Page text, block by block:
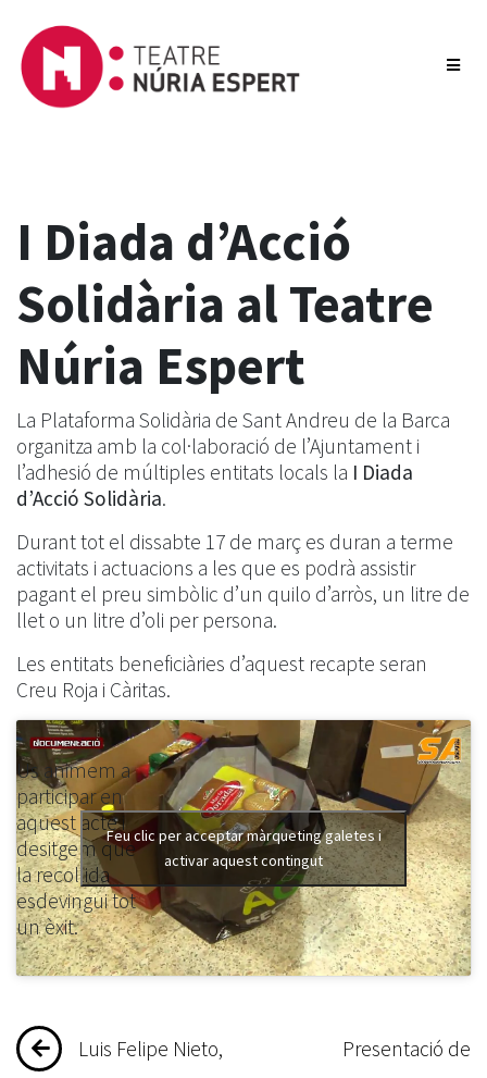
I Diada d’Acció
Solidària al Teatre
Núria Espert
La Plataforma Solidària de Sant Andreu de la Barca
organitza amb la col·laboració de l’Ajuntament i
l’adhesió de múltiples entitats locals la I Diada
d’Acció Solidària.
Durant tot el dissabte 17 de març es duran a terme
activitats i actuacions a les que es podrà assistir
pagant el preu simbòlic d’un quilo d’arròs, un litre de
llet o un litre d’oli per persona.
Les entitats beneficiàries d’aquest recapte seran
Creu Roja i Càritas.
Us animem a
participar en
aquest acte i
desitgem que
la recollida
esdevingui tot
un èxit.
Feu clic per acceptar màrqueting galetes i
activar aquest contingut
Navegació
Luis Felipe Nieto,
Presentació de